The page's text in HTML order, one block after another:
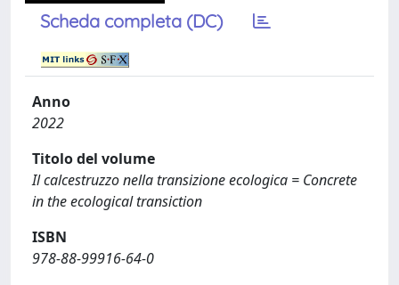
Scheda completa (DC)
Anno
2022
Titolo del volume
Il calcestruzzo nella transizione ecologica = Concrete
in the ecological transiction
ISBN
978-88-99916-64-0